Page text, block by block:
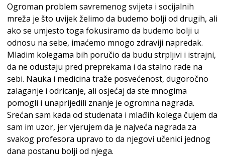
Ogroman problem savremenog svijeta i socijalnih
mreža je što uvijek želimo da budemo bolji od drugih, ali
ako se umjesto toga fokusiramo da budemo bolji u
odnosu na sebe, imaćemo mnogo zdraviji napredak.
Mladim kolegama bih poručio da budu strpljivi i istrajni,
da ne odustaju pred preprekama i da stalno rade na
sebi. Nauka i medicina traže posvećenost, dugoročno
zalaganje i odricanje, ali osjećaj da ste mnogima
pomogli i unaprijedili znanje je ogromna nagrada.
Srećan sam kada od studenata i mlađih kolega čujem da
sam im uzor, jer vjerujem da je najveća nagrada za
svakog profesora upravo to da njegovi učenici jednog
dana postanu bolji od njega.